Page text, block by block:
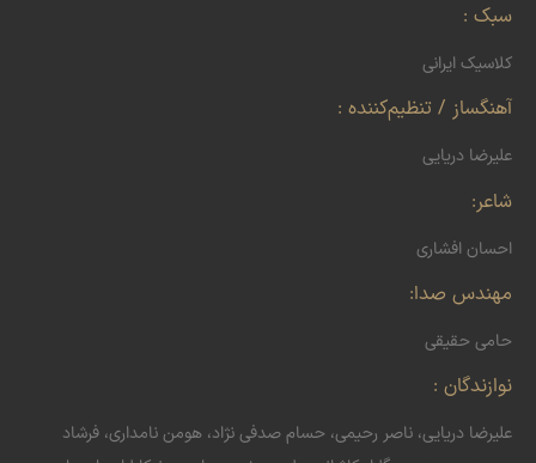
سبک :
کلاسیک ایرانی
آهنگساز / تنظیم‌کننده :
علیرضا دریایی
شاعر:
احسان افشاری
مهندس صدا:
حامی حقیقی
نوازندگان :
علیرضا دریایی، ناصر رحیمی، حسام صدفی نژاد، هومن نامداری، فرشاد